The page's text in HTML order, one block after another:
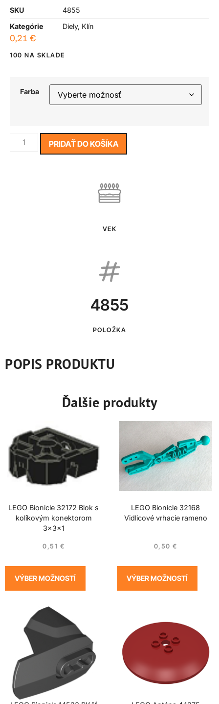
SKU
4855
Kategórie
Diely, Klín
0,21 €
100 NA SKLADE
Farba
PRIDAŤ DO KOŠÍKA
VEK
4855
POLOŽKA
POPIS PRODUKTU
Ďalšie produkty
LEGO Bionicle 32172 Blok s
kolíkovým konektorom
3x3x1
0,51 €
VÝBER MOŽNOSTÍ
LEGO Bionicle 32168
Vidlicové vrhacie rameno
0,50 €
VÝBER MOŽNOSTÍ